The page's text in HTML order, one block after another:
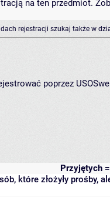
na ten przedmiot.
rejestracji szukaj także w
poprzez
Przyjętych
które złożyły prośby,